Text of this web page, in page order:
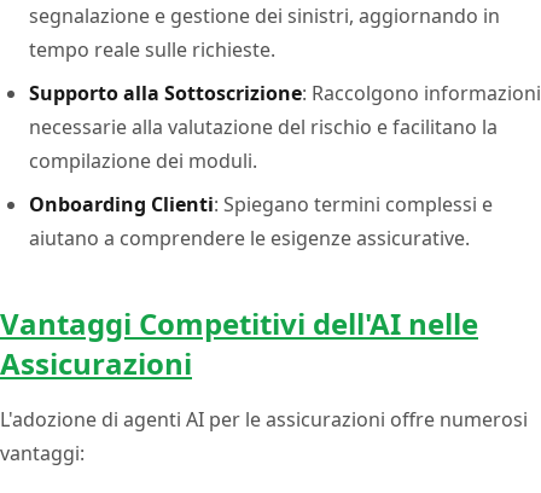
segnalazione e gestione dei sinistri, aggiornando in
tempo reale sulle richieste.
Supporto alla Sottoscrizione: Raccolgono informazioni
necessarie alla valutazione del rischio e facilitano la
compilazione dei moduli.
Onboarding Clienti: Spiegano termini complessi e
aiutano a comprendere le esigenze assicurative.
Vantaggi Competitivi dell'AI nelle
Assicurazioni
L'adozione di agenti AI per le assicurazioni offre numerosi
vantaggi: